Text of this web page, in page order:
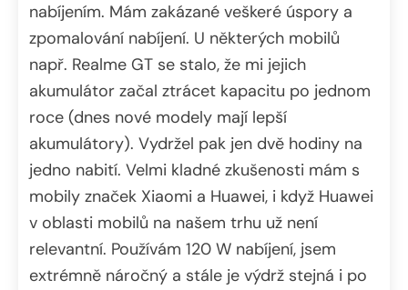
nabíjením. Mám zakázané veškeré úspory a
zpomalování nabíjení. U některých mobilů
např. Realme GT se stalo, že mi jejich
akumulátor začal ztrácet kapacitu po jednom
roce (dnes nové modely mají lepší
akumulátory). Vydržel pak jen dvě hodiny na
jedno nabití. Velmi kladné zkušenosti mám s
mobily značek Xiaomi a Huawei, i když Huawei
v oblasti mobilů na našem trhu už není
relevantní. Používám 120 W nabíjení, jsem
extrémně náročný a stále je výdrž stejná i po